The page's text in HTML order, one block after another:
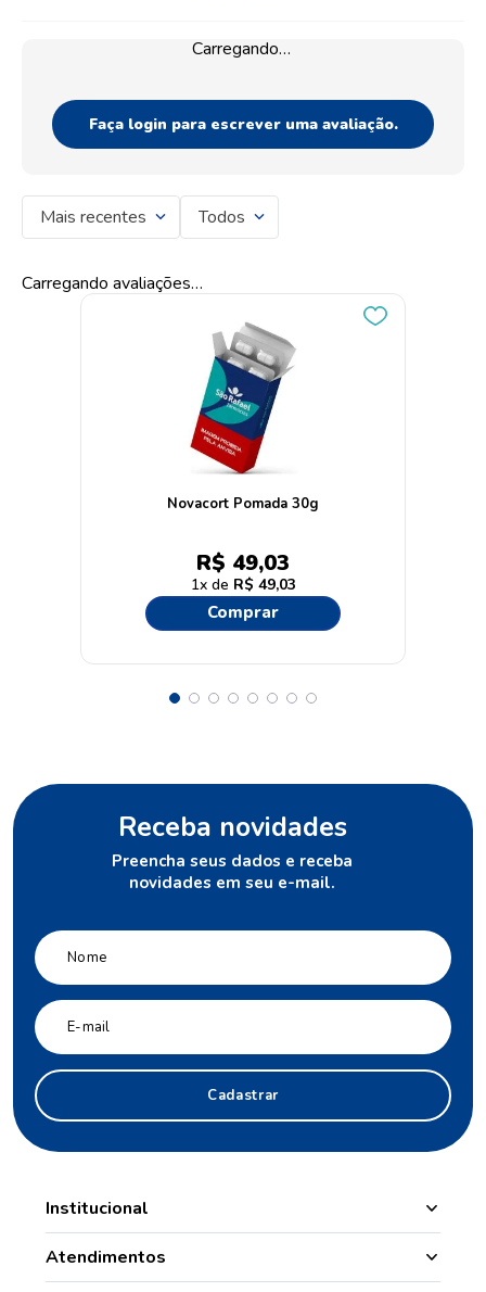
Carregando…
Faça login para escrever uma avaliação.
Mais recentes Todos
Carregando avaliações…
Novacort Pomada 30g
R$ 49,03
1 R$ 49,03
Comprar
Receba novidades
Preencha seus dados e receba
novidades em seu e-mail.
Cadastrar
Institucional
Manipulação
Quem Somos
Atendimentos